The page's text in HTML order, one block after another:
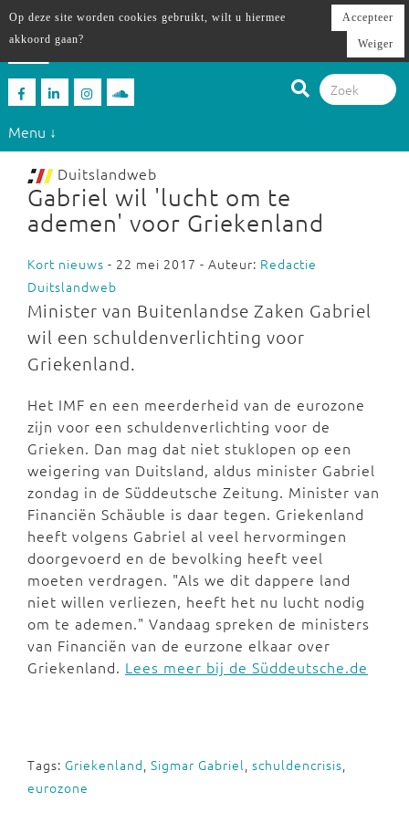
Menu ↓
Duitslandweb
Gabriel wil 'lucht om te
ademen' voor Griekenland
Kort nieuws - 22 mei 2017 - Auteur: Redactie
Duitslandweb
Minister van Buitenlandse Zaken Gabriel
wil een schuldenverlichting voor
Griekenland.
Het IMF en een meerderheid van de eurozone
zijn voor een schuldenverlichting voor de
Grieken. Dan mag dat niet stuklopen op een
weigering van Duitsland, aldus minister Gabriel
zondag in de Süddeutsche Zeitung. Minister van
Financiën Schäuble is daar tegen. Griekenland
heeft volgens Gabriel al veel hervormingen
doorgevoerd en de bevolking heeft veel
moeten verdragen. "Als we dit dappere land
niet willen verliezen, heeft het nu lucht nodig
om te ademen." Vandaag spreken de ministers
van Financiën van de eurzone elkaar over
Griekenland. Lees meer bij de Süddeutsche.de
Tags: Griekenland, Sigmar Gabriel, schuldencrisis,
eurozone
Op deze site worden cookies gebruikt, wilt u hiermee
akkoord gaan?
Accepteer
Weiger